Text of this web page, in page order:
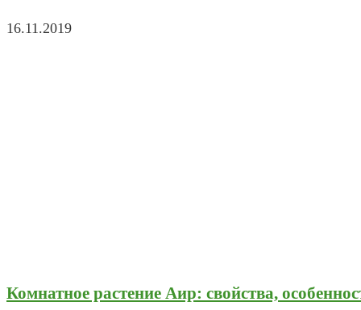
16.11.2019
Комнатное растение Аир: свойства,